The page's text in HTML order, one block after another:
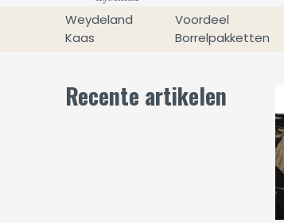
Weydeland
Kaas
Voordeel
Borrelpakketten
Recente artikelen